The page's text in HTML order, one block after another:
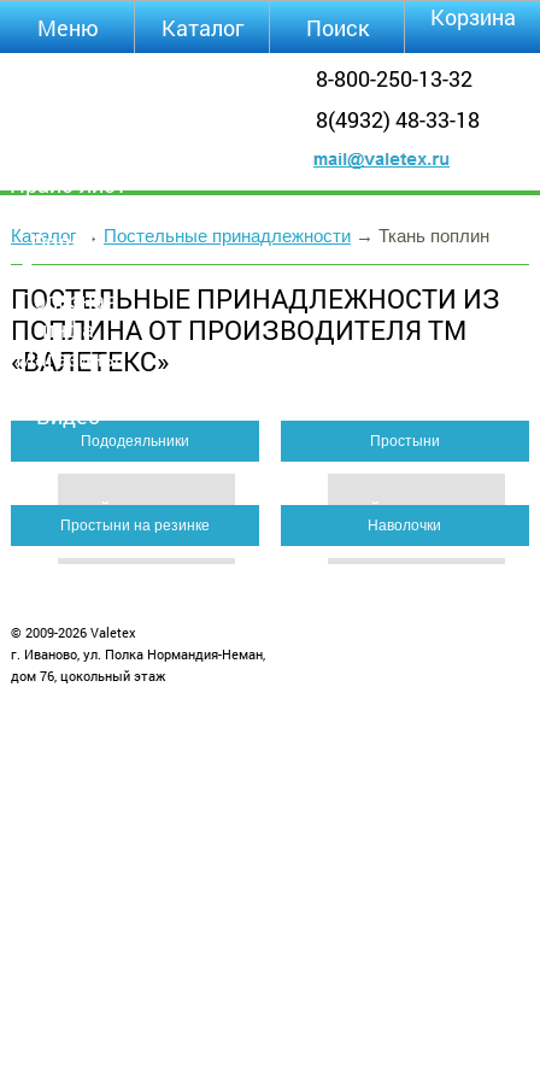
8-800-250-13-32
8(4932) 48-33-18
Каталог→ Постельные принадлежности→ Ткань поплин
ПОСТЕЛЬНЫЕ ПРИНАДЛЕЖНОСТИ ИЗ
ПОПЛИНА ОТ ПРОИЗВОДИТЕЛЯ ТМ
«ВАЛЕТЕКС»
Пододеяльники
зайти в раздел
Простыни
зайти в раздел
Простыни на резинке Наволочки
© 2009-2026 Valetex
г. Иваново, ул. Полка Нормандия-Неман,
дом 76, цокольный этаж
Меню
Прайс-лист
Оплата
Доставка
Полезная
инфа
Магазины
Видео
Каталог Поиск Корзина